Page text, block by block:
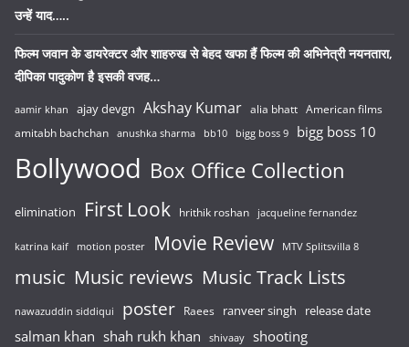
उन्हें याद…..
फिल्म जवान के डायरेक्टर और शाहरुख से बेहद खफा हैं फिल्म की अभिनेत्री नयनतारा,
दीपिका पादुकोण है इसकी वजह…
aamir khan ajay devgn Akshay Kumar alia bhatt American films
amitabh bachchan anushka sharma bb10 bigg boss 9 bigg boss 10
Bollywood Box Office Collection
elimination First Look hrithik roshan jacqueline fernandez
katrina kaif motion poster Movie Review MTV Splitsvilla 8
music Music reviews Music Track Lists
nawazuddin siddiqui poster Raees ranveer singh release date
salman khan shah rukh khan shivaay shooting